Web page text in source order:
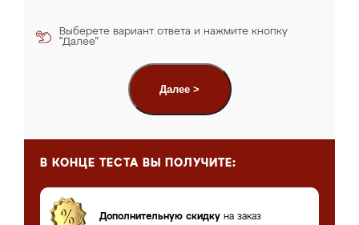
Выберете вариант ответа и нажмите кнопку
“Далее”
Далее >
В КОНЦЕ ТЕСТА ВЫ ПОЛУЧИТЕ:
Дополнительную скидку на заказ